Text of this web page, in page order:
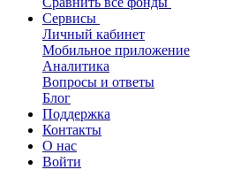
Сервисы
Личный кабинет
Мобильное приложение
Аналитика
Вопросы и ответы
Блог
Поддержка
Контакты
О нас
Войти